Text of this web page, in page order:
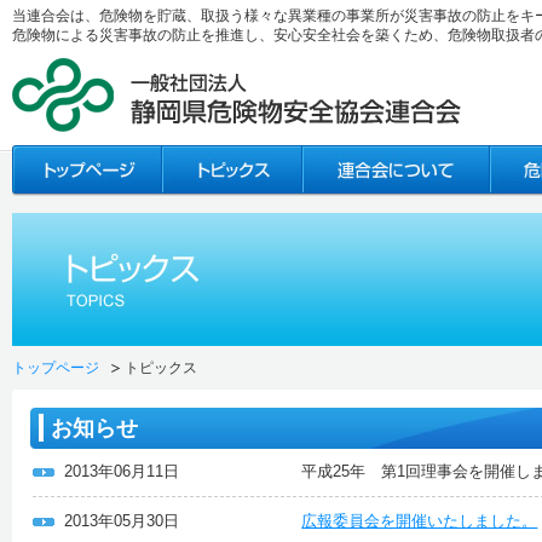
当連合会は、危険物を貯蔵、取扱う様々な異業種の事業所が災害事故の防止を
危険物による災害事故の防止を推進し、安心安全社会を築くため、危険物取扱
トップページ トピックス
お知らせ
2013年06月11日 平成25年 第1回理事会を開催し
2013年05月30日 広報委員会を開催いたしました。